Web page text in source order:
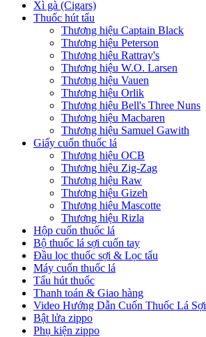
Xì gà (Cigars)
Thuốc hút tẩu
Thương hiệu Captain Black
Thương hiệu Peterson
Thương hiệu Rattray's
Thương hiệu W.O. Larsen
Thương hiệu Vauen
Thương hiệu Orlik
Thương hiệu Bell's Three Nuns
Thương hiệu Macbaren
Thương hiệu Samuel Gawith
Giấy cuốn thuốc lá
Thương hiệu OCB
Thương hiệu Zig-Zag
Thương hiệu Raw
Thương hiệu Gizeh
Thương hiệu Mascotte
Thương hiệu Rizla
Hộp cuốn thuốc lá
Bộ thuốc lá sợi cuốn tay
Đầu lọc thuốc sợi & Lọc tẩu
Máy cuốn thuốc lá
Tẩu hút thuốc
Thanh toán & Giao hàng
Video Hướng Dẫn Cuốn Thuốc Lá Sợi
Bật lửa zippo
Phụ kiện zippo